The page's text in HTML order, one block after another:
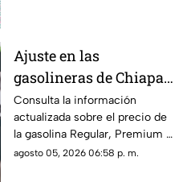
Ajuste en las
gasolineras de Chiapas:
Precio de la Magna,
Premium y Diésel este
jueves 6 de agosto
Consulta la información
actualizada sobre el precio de
la gasolina Regular, Premium y
Diésel en las estaciones de
agosto 05, 2026 06:58 p. m.